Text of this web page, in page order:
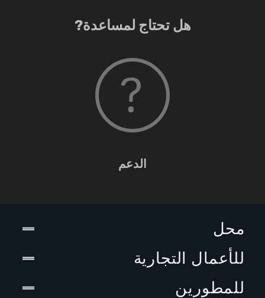
هل تحتاج لمساعدة?
الدعم
محل
للأعمال التجارية
للمطورين